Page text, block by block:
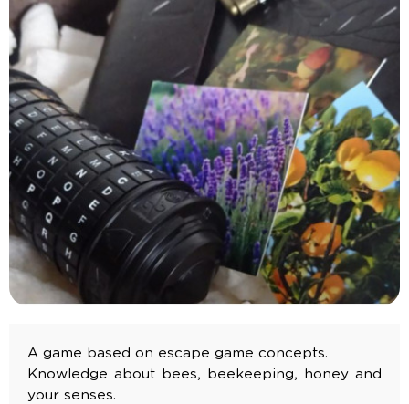
A game based on escape game concepts.
Knowledge about bees, beekeeping, honey and
your senses.